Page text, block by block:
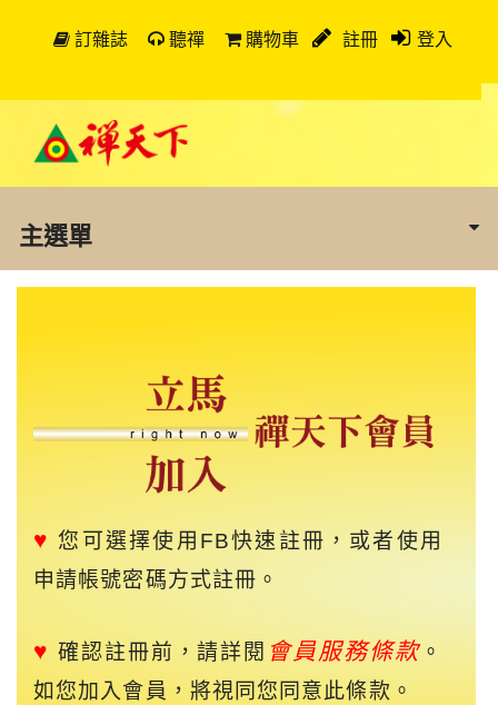
訂雜誌 聽禪 購物車 註冊 登入
主選單
♥ 您可選擇使用FB快速註冊，或者使用
申請帳號密碼方式註冊。
♥ 確認註冊前，請詳閱 會員服務條款。
如您加入會員，將視同您同意此條款。